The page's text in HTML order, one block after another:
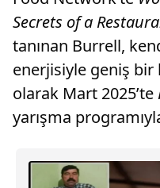
Secrets of a
tanınan Burrell,
enerjisiyle geniş bir
olarak Mart 2025’te
yarışma